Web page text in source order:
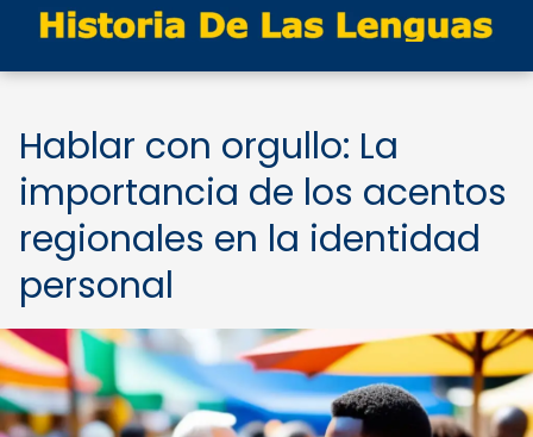
Hablar con orgullo: La
importancia de los acentos
regionales en la identidad
personal